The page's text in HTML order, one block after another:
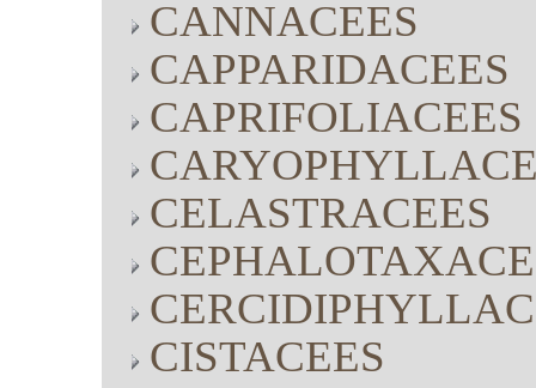
CANNACEES
CAPPARIDACEES
CAPRIFOLIACEES
CELASTRACEES
CISTACEES